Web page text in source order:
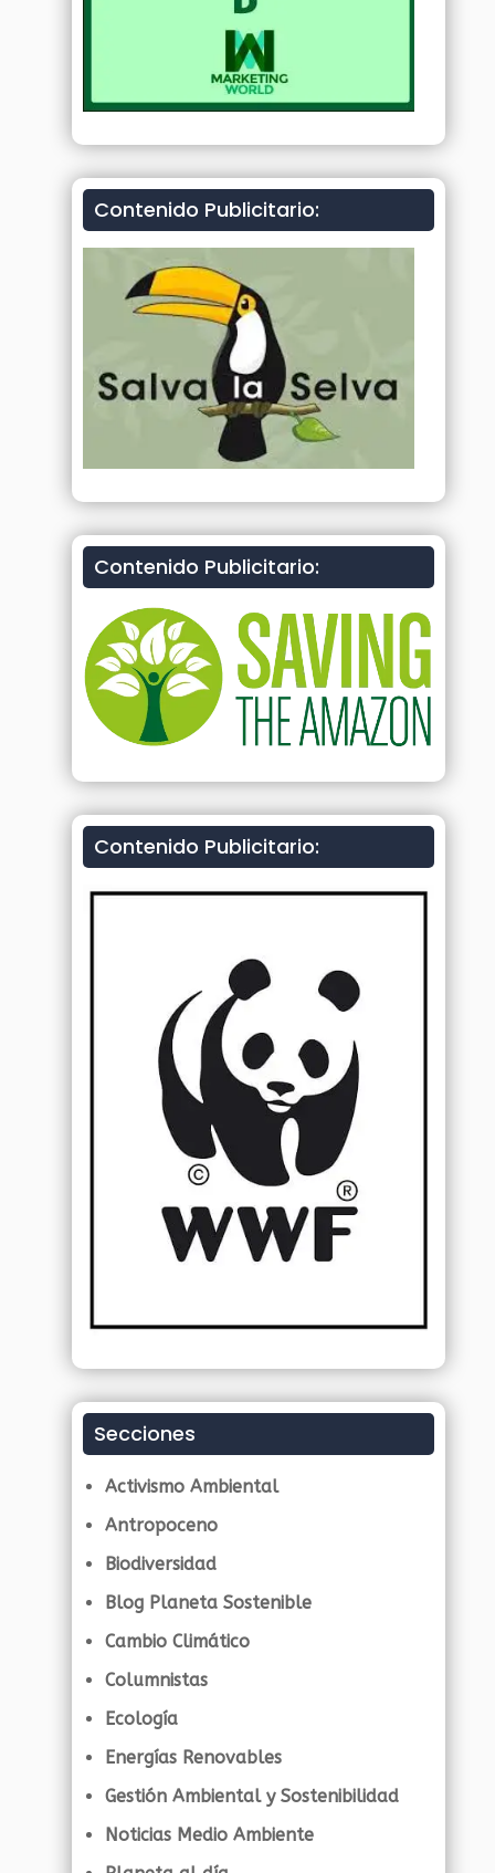
Contenido Publicitario:
Contenido Publicitario:
Contenido Publicitario:
Secciones
Activismo Ambiental
Antropoceno
Biodiversidad
Blog Planeta Sostenible
Cambio Climático
Columnistas
Ecología
Energías Renovables
Gestión Ambiental y Sostenibilidad
Noticias Medio Ambiente